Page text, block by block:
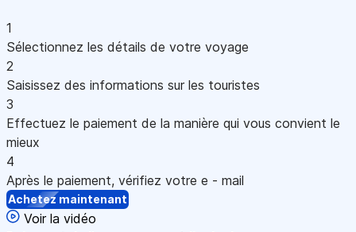
1
Sélectionnez les détails de votre voyage
2
Saisissez des informations sur les touristes
3
Effectuez le paiement de la manière qui vous convient le
mieux
4
Après le paiement, vérifiez votre e - mail
Achetez maintenant
Voir la vidéo